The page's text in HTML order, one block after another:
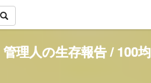
管理人の生存報告 / 100均